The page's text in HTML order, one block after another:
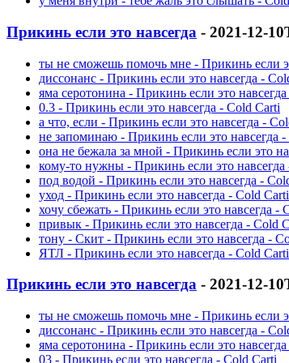
Прикинь если это навсегда - 2021-12-
ты не сможешь помочь мне - Прикинь если
диссонанс - Прикинь если это навсегда -
яма серотонина - Прикинь если это
0.3 - Прикинь если это навсегда - Cold Carti
а что, если - Прикинь если это навсегда -
не запоминаю - Прикинь если это навсегда
она не бежала за мной - Прикинь если это
кому-то нужны - Прикинь если это навсегда
под водой - Прикинь если это навсегда -
уход - Прикинь если это навсегда - Cold Carti
хочу сбежать - Прикинь если это навсегда -
привык - Прикинь если это навсегда - Cold
тону - Скит - Прикинь если это навсегда -
ЯТЛ - Прикинь если это навсегда - Cold Carti
Прикинь если это навсегда - 2021-12-
ты не сможешь помочь мне - Прикинь если
диссонанс - Прикинь если это навсегда -
яма серотонина - Прикинь если это
03 - Прикинь если это навсегда - Cold Carti